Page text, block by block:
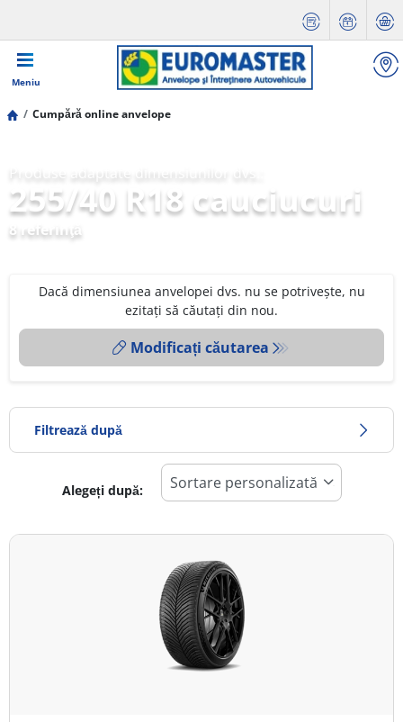
Meniu
Cumpără online anvelope
255/40 R18 cauciucuri
8 referinţă
Dacă dimensiunea anvelopei dvs. nu se potrivește, nu
ezitați să căutați din nou.
Modificați căutarea
Filtrează după
Toate tipurile (8)
Alegeți după: